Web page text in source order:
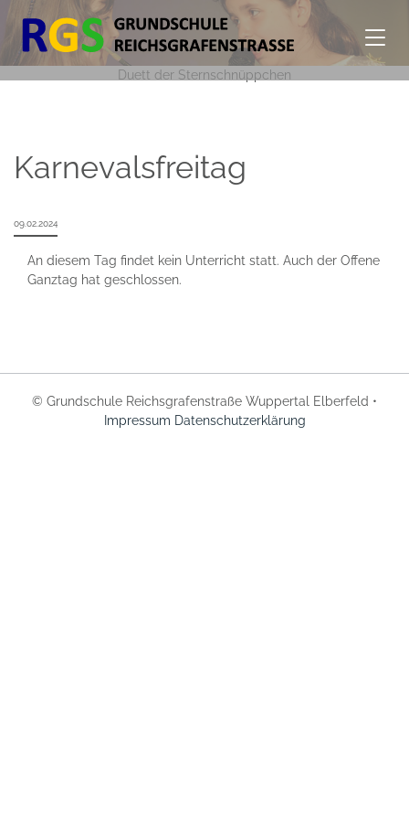
Duett der Sternschnüppchen
Karnevalsfreitag
09.02.2024
An diesem Tag findet kein Unterricht statt. Auch der Offene
Ganztag hat geschlossen.
© Grundschule Reichsgrafenstraße Wuppertal Elberfeld •
Impressum Datenschutzerklärung